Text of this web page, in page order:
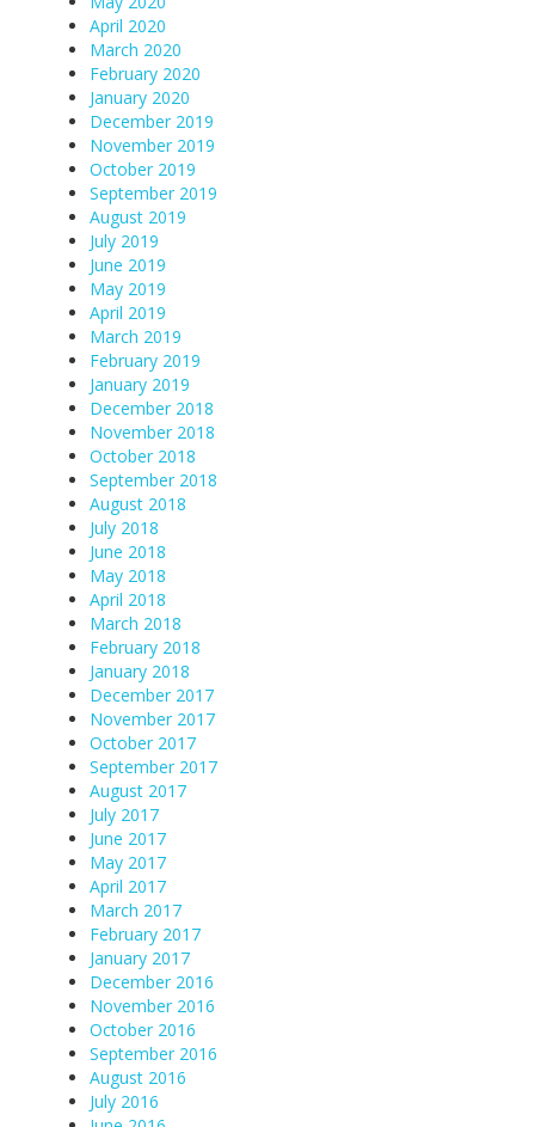
April 2020
March 2020
February 2020
January 2020
December 2019
November 2019
October 2019
September 2019
August 2019
July 2019
June 2019
May 2019
April 2019
March 2019
February 2019
January 2019
December 2018
November 2018
October 2018
September 2018
August 2018
July 2018
June 2018
May 2018
April 2018
March 2018
February 2018
January 2018
December 2017
November 2017
October 2017
September 2017
August 2017
July 2017
June 2017
May 2017
April 2017
March 2017
February 2017
January 2017
December 2016
November 2016
October 2016
September 2016
August 2016
July 2016